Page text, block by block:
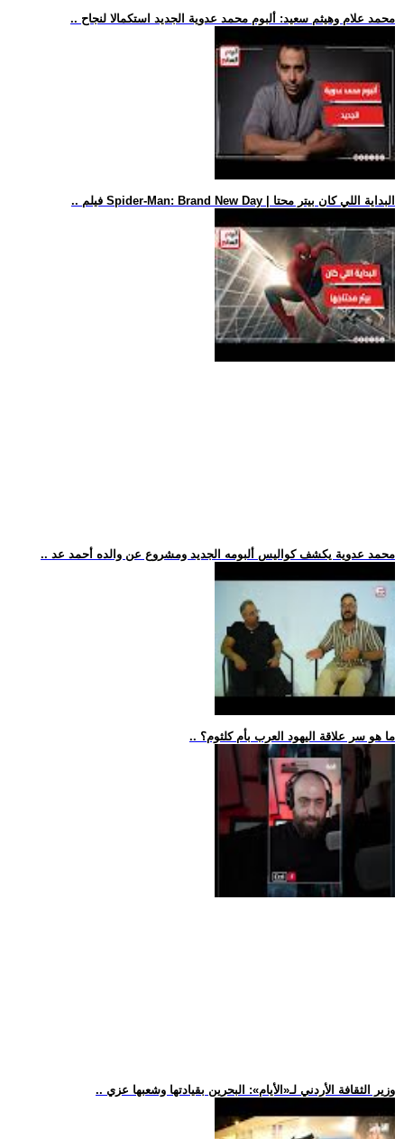
.. محمد علام وهيثم سعيد: ألبوم محمد عدوية الجديد استكمالا لنجاح
.. فيلم Spider-Man: Brand New Day | البداية اللي كان بيتر محتا
.. محمد عدوية يكشف كواليس ألبومه الجديد ومشروع عن والده أحمد عد
.. ما هو سر علاقة اليهود العرب بأم كلثوم؟
.. وزير الثقافة الأردني لـ«الأيام»: البحرين بقيادتها وشعبها عزي